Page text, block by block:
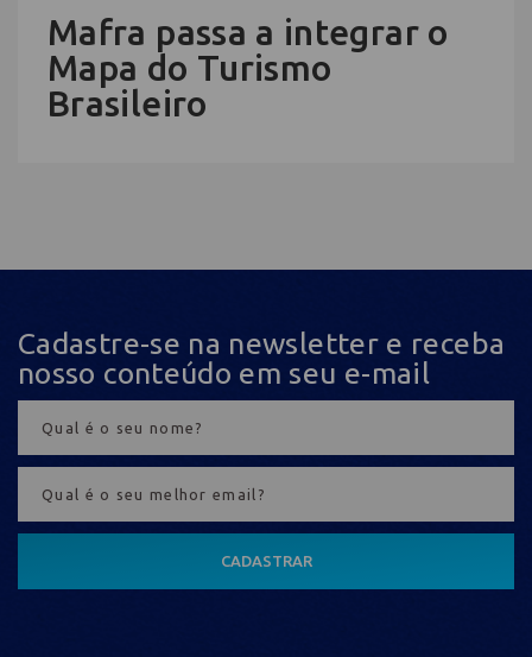
Mafra passa a integrar o
Mapa do Turismo
Brasileiro
Cadastre-se na newsletter e receba
nosso conteúdo em seu e-mail
CADASTRAR